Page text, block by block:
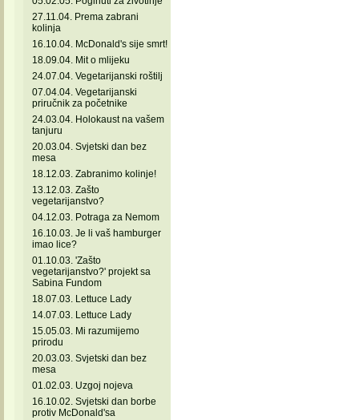
27.11.04. Prema zabrani
kolinja
16.10.04. McDonald's sije smrt!
18.09.04. Mit o mlijeku
24.07.04. Vegetarijanski roštilj
07.04.04. Vegetarijanski
priručnik za početnike
24.03.04. Holokaust na vašem
tanjuru
20.03.04. Svjetski dan bez
mesa
18.12.03. Zabranimo kolinje!
13.12.03. Zašto
vegetarijanstvo?
04.12.03. Potraga za Nemom
16.10.03. Je li vaš hamburger
imao lice?
01.10.03. 'Zašto
vegetarijanstvo?' projekt sa
Sabina Fundom
18.07.03. Lettuce Lady
14.07.03. Lettuce Lady
15.05.03. Mi razumijemo
prirodu
20.03.03. Svjetski dan bez
mesa
01.02.03. Uzgoj nojeva
16.10.02. Svjetski dan borbe
protiv McDonald'sa